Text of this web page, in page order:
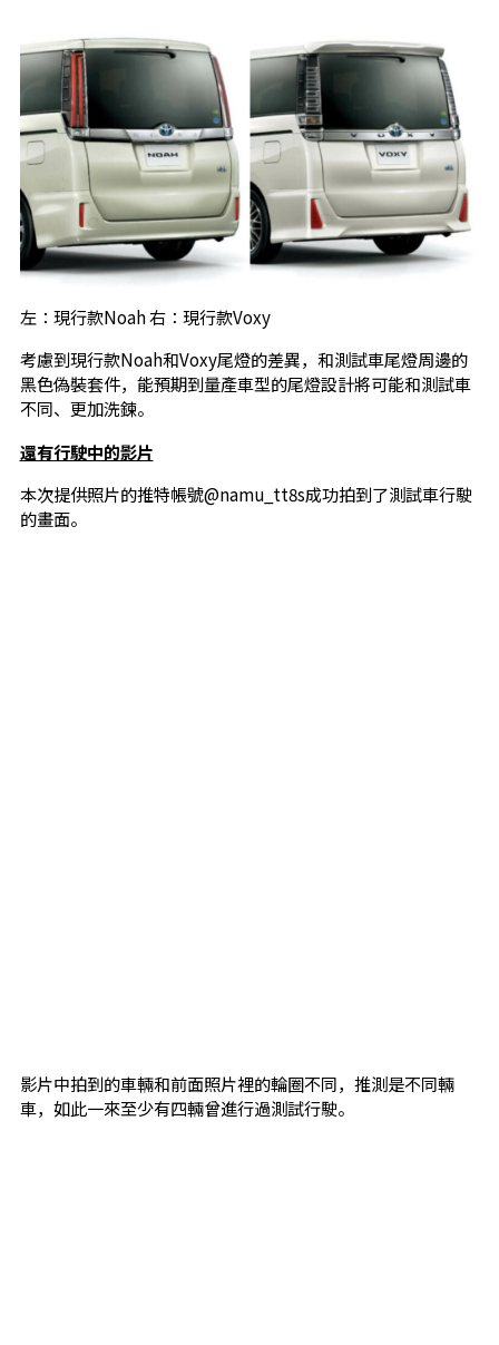
左：現行款Noah 右：現行款Voxy
考慮到現行款Noah和Voxy尾燈的差異，和測試車尾燈周邊的
黑色偽裝套件，能預期到量產車型的尾燈設計將可能和測試車
不同、更加洗鍊。
還有行駛中的影片
本次提供照片的推特帳號@namu_tt8s成功拍到了測試車行駛
的畫面。
影片中拍到的車輛和前面照片裡的輪圈不同，推測是不同輛
車，如此一來至少有四輛曾進行過測試行駛。